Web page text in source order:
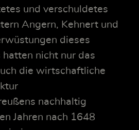
und verschuldetes
Angern, Kehnert und
dieses
hatten nicht nur das
die wirtschaftliche
nachhaltig
Jahren nach 1648